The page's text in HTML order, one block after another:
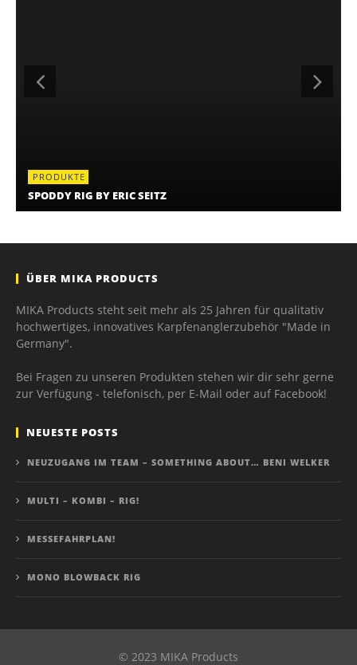
PRODUKTE
SPODDY RIG BY ERIC SEITZ
ÜBER MIKA PRODUCTS
MIKA Products steht seit mehr als 25 Jahren für qualitativ
hochwertiges, innovatives Karpfenanglerzubehör "Made in
Germany".
Bei Fragen zu unseren Produkten stehen wir dir sehr gerne
zur Verfügung - telefonisch, per E-Mail oder auf Facebook!
NEUESTE POSTS
NEUZUGANG IM TEAM – SOMETHING ABOUT… BENI WELKER
MULTI – KOMBI – RIG!
MESSEFAHRPLAN!
MONO BLOWBACK RIG
© 2023 MIKA Products